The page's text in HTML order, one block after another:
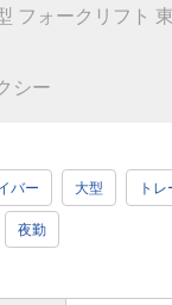
バー 大型 ト
夜勤